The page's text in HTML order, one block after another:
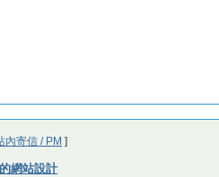
內寄信 / PM ]
網站設計